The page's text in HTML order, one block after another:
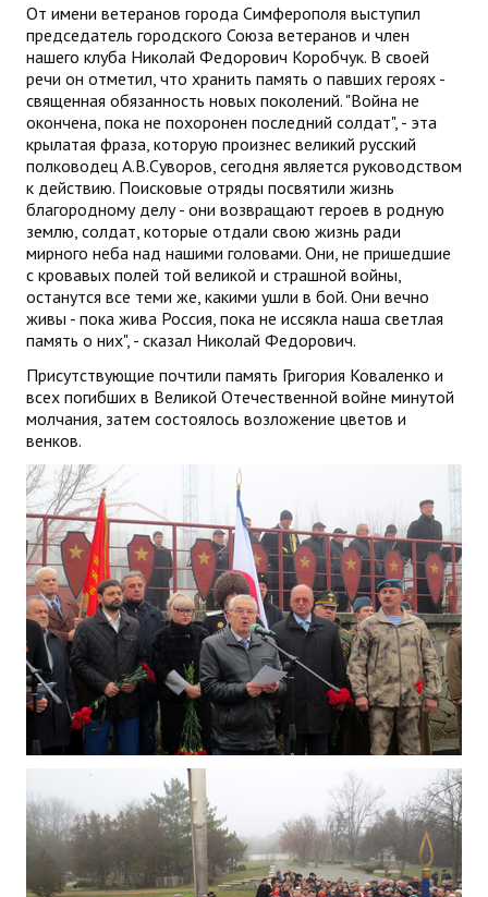
КОНТАКТЫ
От имени ветеранов города Симферополя выступил
председатель городского Союза ветеранов и член
нашего клуба Николай Федорович Коробчук. В своей
речи он отметил, что хранить память о павших героях -
священная обязанность новых поколений. "Война не
окончена, пока не похоронен последний солдат", - эта
крылатая фраза, которую произнес великий русский
полководец А.В.Суворов, сегодня является руководством
к действию. Поисковые отряды посвятили жизнь
благородному делу - они возвращают героев в родную
землю, солдат, которые отдали свою жизнь ради
мирного неба над нашими головами. Они, не пришедшие
с кровавых полей той великой и страшной войны,
останутся все теми же, какими ушли в бой. Они вечно
живы - пока жива Россия, пока не иссякла наша светлая
память о них", - сказал Николай Федорович.
Присутствующие почтили память Григория Коваленко и
всех погибших в Великой Отечественной войне минутой
молчания, затем состоялось возложение цветов и
венков.